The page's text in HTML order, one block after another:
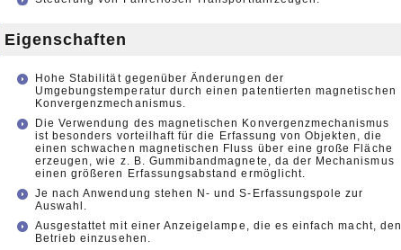
Eigenschaften
Hohe Stabilität gegenüber Änderungen der
Umgebungstemperatur durch einen patentierten magnetischen
Konvergenzmechanismus.
Die Verwendung des magnetischen Konvergenzmechanismus
ist besonders vorteilhaft für die Erfassung von Objekten, die
einen schwachen magnetischen Fluss über eine große Fläche
erzeugen, wie z. B. Gummibandmagnete, da der Mechanismus
einen größeren Erfassungsabstand ermöglicht.
Je nach Anwendung stehen N- und S-Erfassungspole zur
Auswahl.
Ausgestattet mit einer Anzeigelampe, die es einfach macht, den
Betrieb einzusehen.